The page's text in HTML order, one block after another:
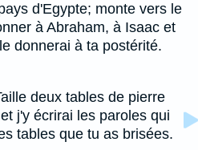
d'Egypte; monte vers le
à Abraham, à Isaac et
donnerai à ta postérité.
deux tables de pierre
j'y écrirai les paroles qui
tables que tu as brisées.